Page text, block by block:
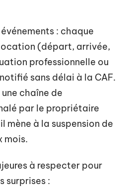
: chaque
(départ, arrivée,
professionnelle ou
sans délai à la CAF.
chaîne de
par le propriétaire
mène à la suspension de
mois.
à respecter pour
surprises :